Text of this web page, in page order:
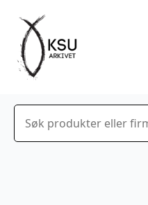
Søk